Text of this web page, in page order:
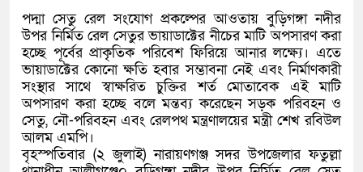
পদ্মা সেতু রেল সংযোগ প্রকল্পের আওতায় বুড়িগঙ্গা নদীর
উপর নির্মিত রেল সেতুর ভায়াডাক্টের নীচের মাটি অপসারণ করা
হচ্ছে পূর্বের প্রাকৃতিক পরিবেশ ফিরিয়ে আনার লক্ষ্যে। এতে
ভায়াডাক্টের কোনো ক্ষতি হবার সম্ভাবনা নেই এবং নির্মাণকারী
সংস্থার সাথে স্বাক্ষরিত চুক্তির শর্ত মোতাবেক এই মাটি
অপসারণ করা হচ্ছে বলে মন্তব্য করেছেন সড়ক পরিবহন ও
সেতু, নৌ-পরিবহন এবং রেলপথ মন্ত্রণালয়ের মন্ত্রী শেখ রবিউল
আলম এমপি।
বৃহস্পতিবার (২ জুলাই) নারায়ণগঞ্জ সদর উপজেলার ফতুল্লা